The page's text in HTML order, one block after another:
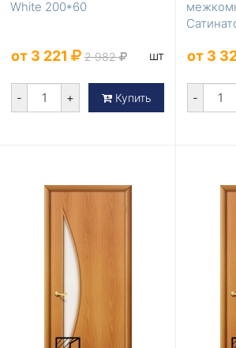
White 200*60
от 3 221 2 982 шт
- + Купить
от 3
-